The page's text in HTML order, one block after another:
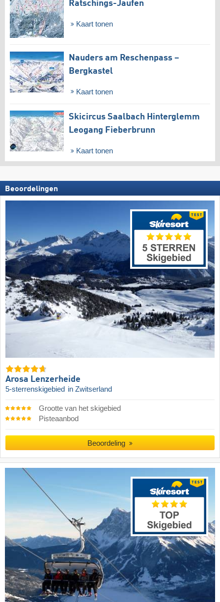
Ratschings-Jaufen
Kaart tonen
Nauders am Reschenpass –
Bergkastel
Kaart tonen
Skicircus Saalbach Hinterglemm
Leogang Fieberbrunn
Kaart tonen
Beoordelingen
Arosa Lenzerheide
5-sterrenskigebied in Zwitserland
Grootte van het skigebied
Pisteaanbod
Beoordeling